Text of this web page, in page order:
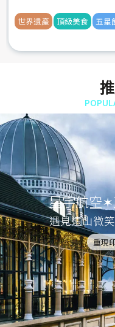
世界遺產 頂級美食 五星
星宇航空
遇見遠山微
重現